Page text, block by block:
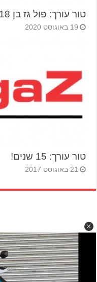
טור עורך: פול גז בן 18
19 באוגוסט 2020
טור עורך: 15 שנים!
21 באוגוסט 2017